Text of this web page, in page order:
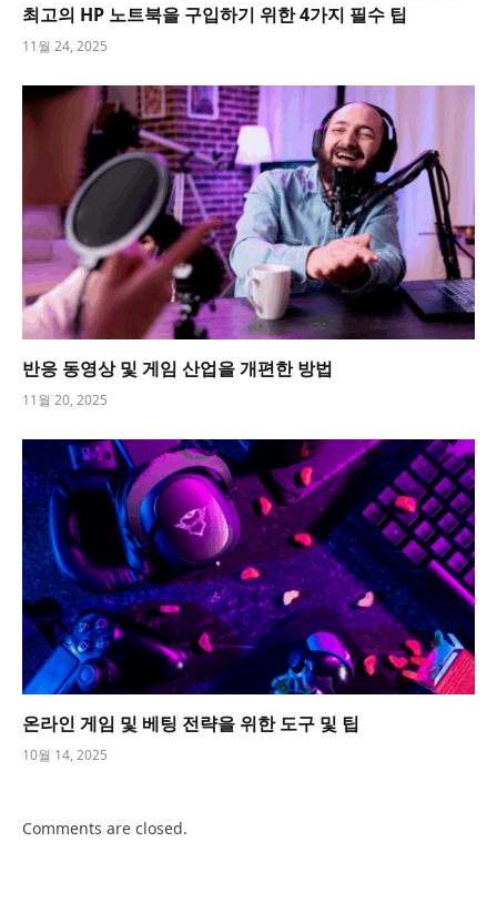
최고의 HP 노트북을 구입하기 위한 4가지 필수 팁
11월 24, 2025
반응 동영상 및 게임 산업을 개편한 방법
11월 20, 2025
온라인 게임 및 베팅 전략을 위한 도구 및 팁
10월 14, 2025
Comments are closed.